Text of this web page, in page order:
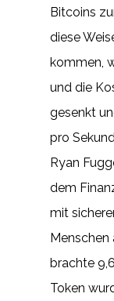
Bitcoins
diese
kommen,
und die
gesenkt
pro
Ryan
dem
mit
Menschen
brachte
Token